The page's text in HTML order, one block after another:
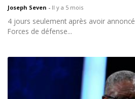
Joseph Seven - Il y a 5 mois
4 jours seulement après avoir
Forces de défense...